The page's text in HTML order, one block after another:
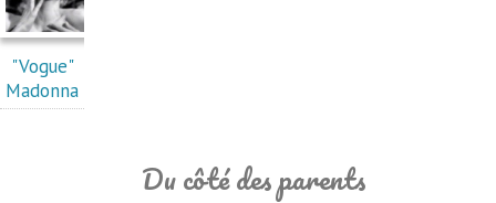
"Vogue"
Madonna
Du côté des parents